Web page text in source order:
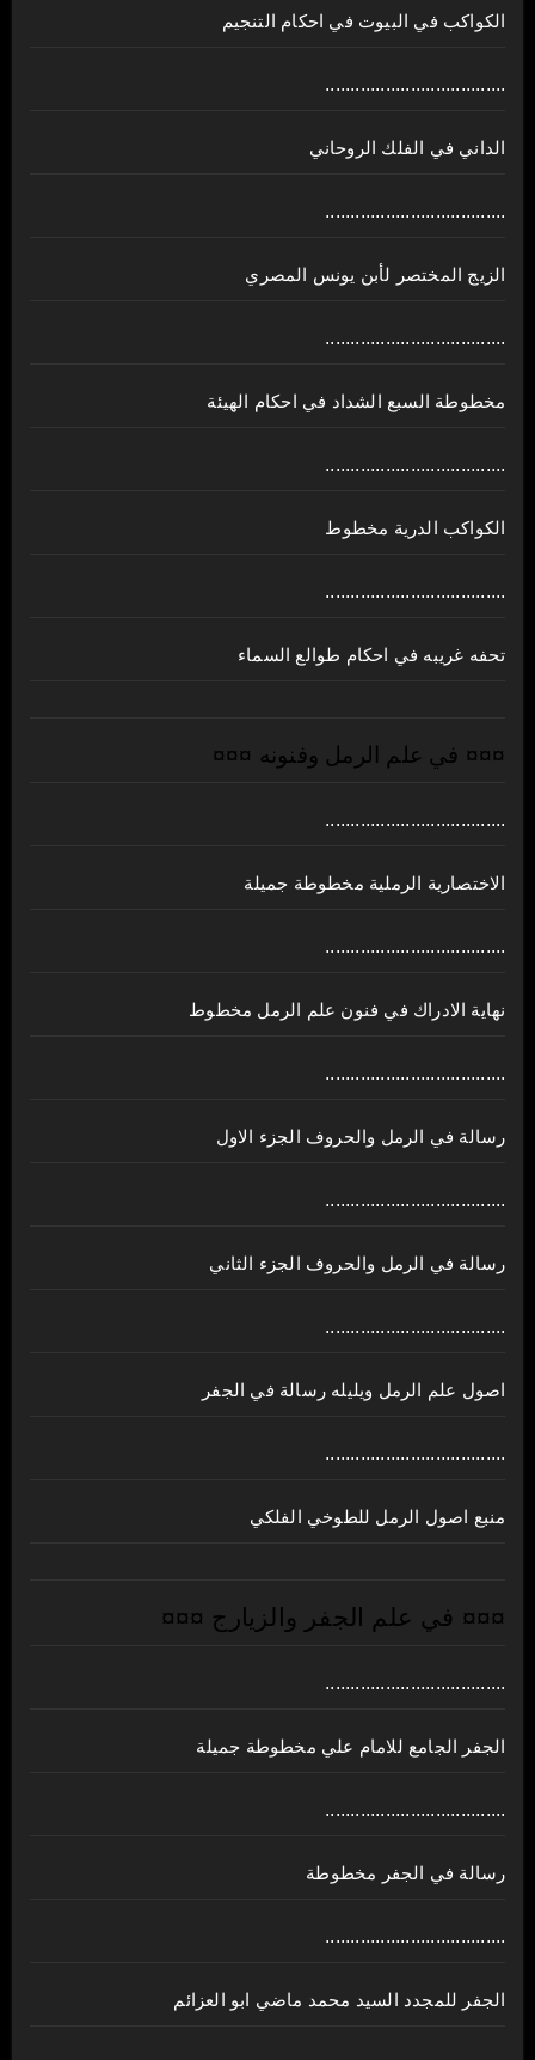
الكواكب في البيوت في احكام التنجيم
....................................
الداني في الفلك الروحاني
....................................
الزيج المختصر لأبن يونس المصري
....................................
مخطوطة السبع الشداد في احكام الهيئة
....................................
الكواكب الدرية مخطوط
....................................
تحفه غريبه في احكام طوالع السماء
¤¤¤ في علم الرمل وفنونه ¤¤¤
....................................
الاختصارية الرملية مخطوطة جميلة
....................................
نهاية الادراك في فنون علم الرمل مخطوط
....................................
رسالة في الرمل والحروف الجزء الاول
....................................
رسالة في الرمل والحروف الجزء الثاني
....................................
اصول علم الرمل ويليله رسالة في الجفر
....................................
منبع اصول الرمل للطوخي الفلكي
¤¤¤ في علم الجفر والزيارج ¤¤¤
....................................
الجفر الجامع للامام علي مخطوطة جميلة
....................................
رسالة في الجفر مخطوطة
....................................
الجفر للمجدد السيد محمد ماضي ابو العزائم